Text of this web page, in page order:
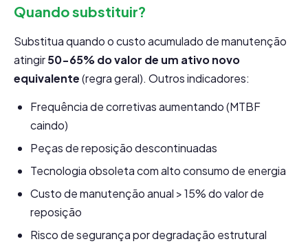
Quando substituir?
Substitua quando o custo acumulado de manutenção
atingir50-65% do valor de um ativo novo
equivalente(regra geral). Outros indicadores:
Frequência de corretivas aumentando (MTBF
caindo)
Peças de reposição descontinuadas
Tecnologia obsoleta com alto consumo de energia
Custo de manutenção anual > 15% do valor de
reposição
Risco de segurança por degradação estrutural